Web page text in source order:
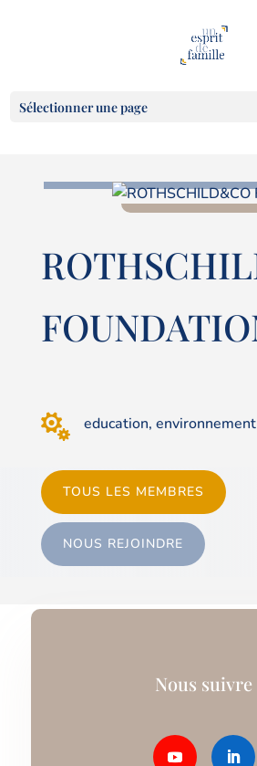
Sélectionner une page
 education, environnement
TOUS LES MEMBRES
NOUS REJOINDRE
Nous suivre